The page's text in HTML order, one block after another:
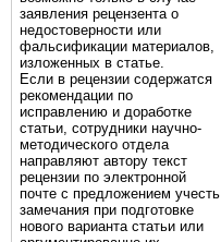
заявления рецензента о
недостоверности или
фальсификации материалов,
изложенных в статье.
Если в рецензии содержатся
рекомендации по
исправлению и доработке
статьи, сотрудники научно-
методического отдела
направляют автору текст
рецензии по электронной
почте с предложением учесть
замечания при подготовке
нового варианта статьи или